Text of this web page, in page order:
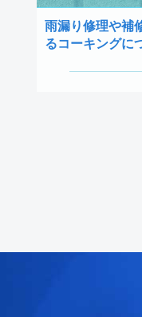
雨漏り修理や補
るコーキングに